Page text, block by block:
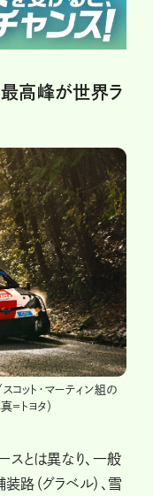
高峰が世界ラ
コット・マーティン組の
トヨタ）
スとは異なり、一般
路（グラベル）、雪